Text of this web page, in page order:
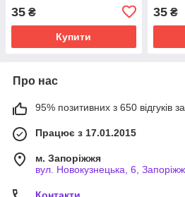
35 ₴
Купити
35₴
Про нас
95% позитивних з 650 відгуків за
Працює з 17.01.2015
м. Запоріжжя
вул. Новокузнецька, 6,
Контакти